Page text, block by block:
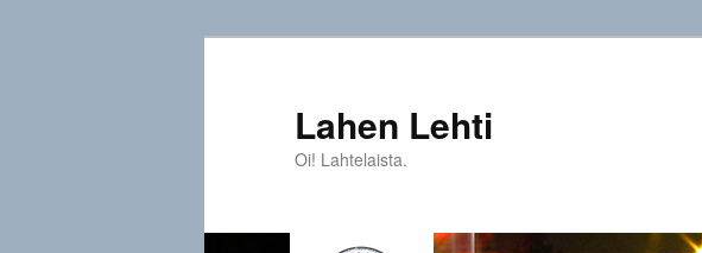
Lahen Lehti
Oi! Lahtelaista.